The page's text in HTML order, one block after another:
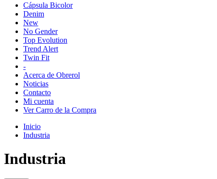
Cápsula Bicolor
Denim
New
No Gender
Top Evolution
Trend Alert
Twin Fit
-
Acerca de Obrerol
Noticias
Contacto
Mi cuenta
Ver Carro de la Compra
Inicio
Industria
Industria